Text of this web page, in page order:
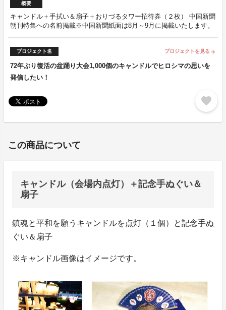
概要
キャンドル＋手拭い＆扇子＋おりづるタワー招待券（２枚） 中国新聞
朝刊特集への名前掲載※中国新聞紙面は8月～9月に掲載いたします。
プロジェクト名 プロジェクトを見る arrow_forward
72年ぶり復活の盆踊り大会1,000個のキャンドルでヒロシマの思いを
発信したい！
favorite
この商品について
キャンドル（会場内点灯）＋記念手ぬぐい＆
扇子
鎮魂と平和を願うキャンドルを点灯（１個）と記念手ぬ
ぐい＆扇子
※キャンドル画像はイメージです。